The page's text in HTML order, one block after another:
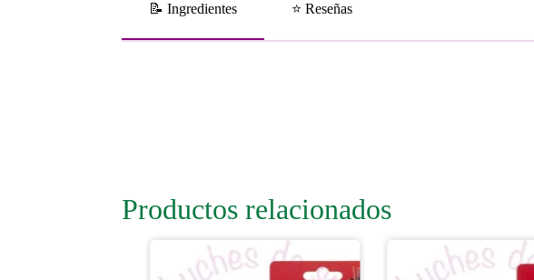
📝 Ingredientes ⭐ Reseñas
Productos relacionados